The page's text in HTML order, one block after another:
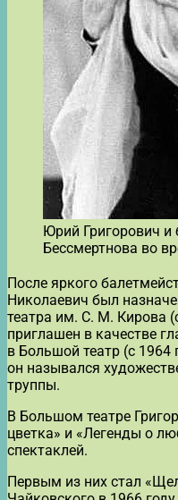
Юрий Григорович и
Бессмертнова во
После яркого
Николаевич был
театра им. С. М. Кирова
приглашен в качестве
в Большой театр (с 1964
он назывался
труппы.
В Большом театре
цветка» и «Легенды о
спектаклей.
Первым из них стал